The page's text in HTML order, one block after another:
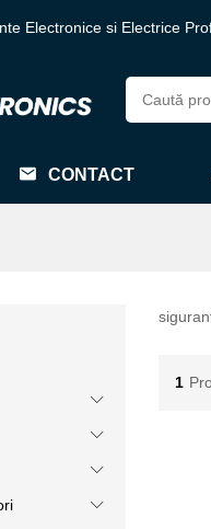
Electronice si Electrice
CONTACT
1